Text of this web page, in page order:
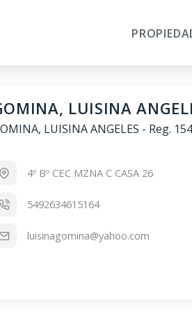
LUISINA
LUISINA ANGELES - Reg.
4º Bº CEC MZNA C CASA 26
5492634615164
luisinagomina@yahoo.com